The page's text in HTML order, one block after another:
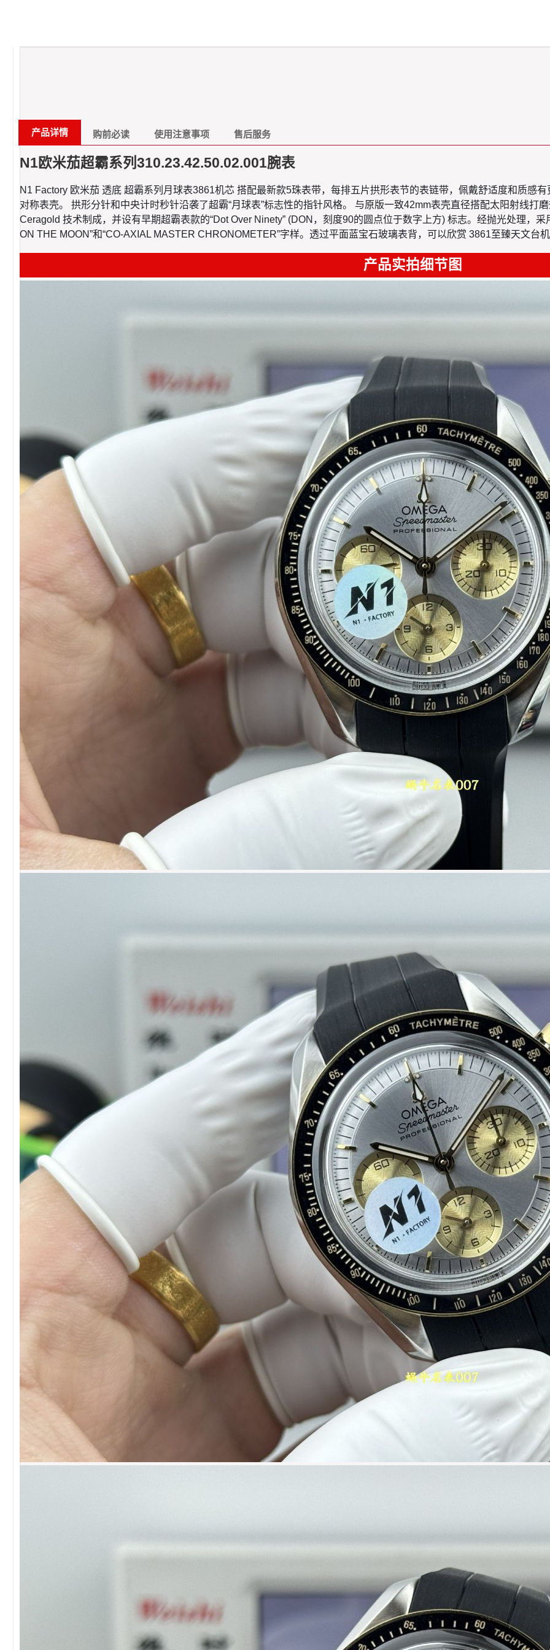
产品详情 购前必读 使用注意事项 售后服务
N1欧米茄超霸系列310.23.42.50.02.001腕表
N1 Factory 欧米茄 透底 超霸系列月球表3861机芯 搭配最新款5珠表带，每排五片拱形表节的表链带，佩戴舒适度和质感
对称表壳。 拱形分针和中央计时秒针沿袭了超霸“月球表”标志性的指针风格。 与原版一致42mm表壳直径搭配太阳射线打
Ceragold 技术制成，并设有早期超霸表款的“Dot Over Ninety” (DON，刻度90的圆点位于数字上方) 标志。经抛光处理，
ON THE MOON”和“CO-AXIAL MASTER CHRONOMETER”字样。透过平面蓝宝石玻璃表背，可以欣赏 3861至臻天文台
产品实拍细节图